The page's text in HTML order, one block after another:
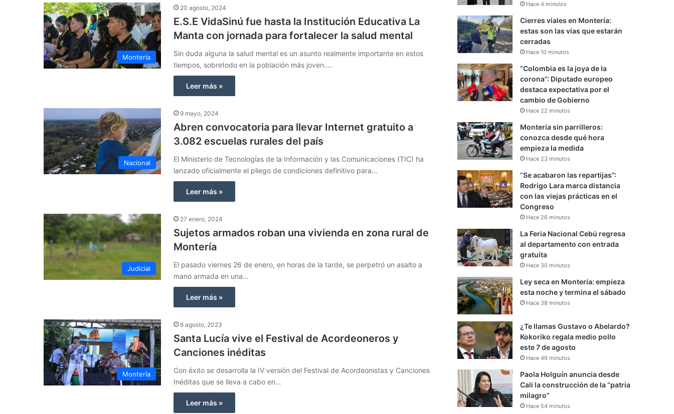
Montería
20 agosto, 2024
E.S.E VidaSinú fue hasta la Institución Educativa La
Manta con jornada para fortalecer la salud mental
Sin duda alguna la salud mental es un asunto realmente importante en estos
tiempos, sobretodo en la población más joven.…
Leer más »
Nacional
9 mayo, 2024
Abren convocatoria para llevar Internet gratuito a
3.082 escuelas rurales del país
El Ministerio de Tecnologías de la Información y las Comunicaciones (TIC) ha
lanzado oficialmente el pliego de condiciones definitivo para…
Leer más »
Judicial
27 enero, 2024
Sujetos armados roban una vivienda en zona rural de
Montería
El pasado viernes 26 de enero, en horas de la tarde, se perpetró un asalto a
mano armada en una…
Leer más »
Montería
6 agosto, 2023
Santa Lucía vive el Festival de Acordeoneros y
Canciones inéditas
Con éxito se desarrolla la IV versión del Festival de Acordeonistas y Canciones
Inéditas que se lleva a cabo en…
Leer más »
Hace 4 minutos
Cierres viales en Montería:
estas son las vías que estarán
cerradas
Hace 10 minutos
“Colombia es la joya de la
corona”: Diputado europeo
destaca expectativa por el
cambio de Gobierno
Hace 22 minutos
Montería sin parrilleros:
conozca desde qué hora
empieza la medida
Hace 23 minutos
“Se acabaron las repartijas”:
Rodrigo Lara marca distancia
con las viejas prácticas en el
Congreso
Hace 26 minutos
La Feria Nacional Cebú regresa
al departamento con entrada
gratuita
Hace 30 minutos
Ley seca en Montería: empieza
esta noche y termina el sábado
Hace 38 minutos
¿Te llamas Gustavo o Abelardo?
Kokoriko regala medio pollo
este 7 de agosto
Hace 49 minutos
Paola Holguín anuncia desde
Cali la construcción de la “patria
milagro”
Hace 54 minutos